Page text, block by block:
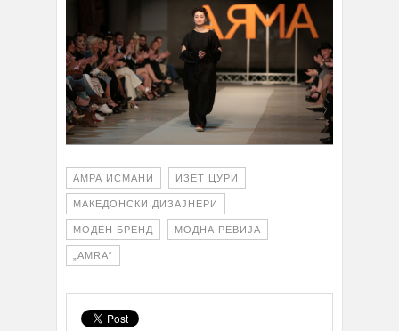
АМРА ИСМАНИ ИЗЕТ ЦУРИ
МАКЕДОНСКИ ДИЗАЈНЕРИ
МОДЕН БРЕНД МОДНА РЕВИЈА
„AMRA“